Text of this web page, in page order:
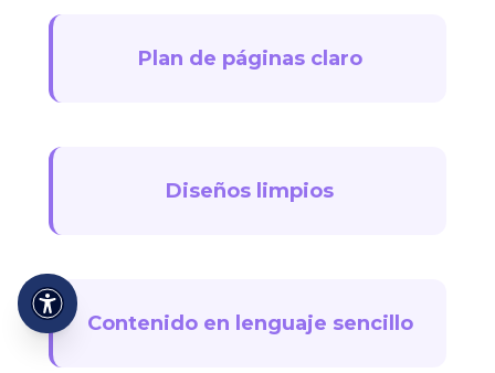
Plan de páginas claro
Diseños limpios
Contenido en lenguaje sencillo